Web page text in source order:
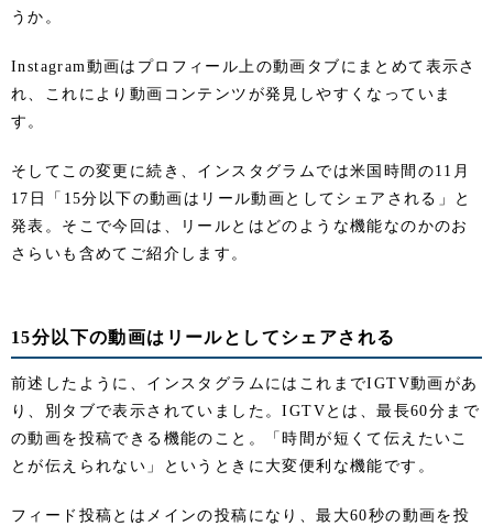
うか。
Instagram動画はプロフィール上の動画タブにまとめて表示さ
れ、これにより動画コンテンツが発見しやすくなっていま
す。
そしてこの変更に続き、インスタグラムでは米国時間の11月
17日「15分以下の動画はリール動画としてシェアされる」と
発表。そこで今回は、リールとはどのような機能なのかのお
さらいも含めてご紹介します。
15分以下の動画はリールとしてシェアされる
前述したように、インスタグラムにはこれまでIGTV動画があ
り、別タブで表示されていました。IGTVとは、最長60分まで
の動画を投稿できる機能のこと。「時間が短くて伝えたいこ
とが伝えられない」というときに大変便利な機能です。
フィード投稿とはメインの投稿になり、最大60秒の動画を投